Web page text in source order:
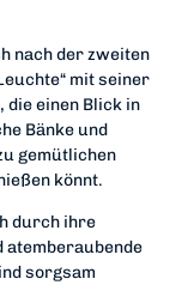
nach der zweiten
mit seiner
einen Blick in
Bänke und
gemütlichen
könnt.
durch ihre
atemberaubende
sorgsam